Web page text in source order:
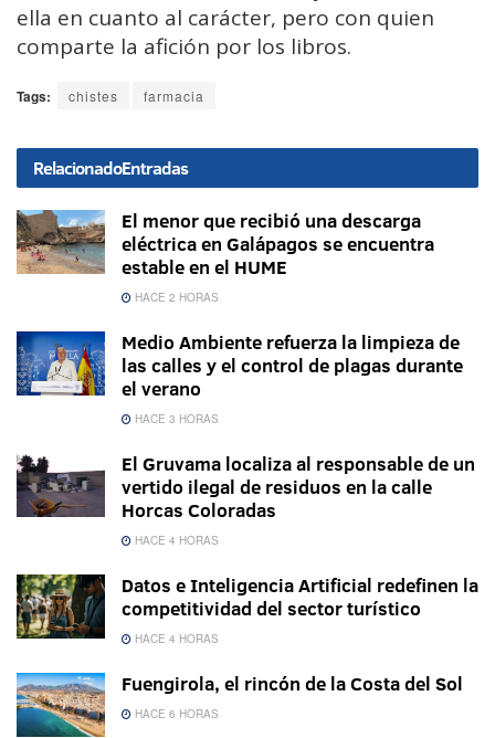
ella en cuanto al carácter, pero con quien
comparte la afición por los libros.
Tags: chistes farmacia
RelacionadoEntradas
El menor que recibió una descarga
eléctrica en Galápagos se encuentra
estable en el HUME
HACE 2 HORAS
Medio Ambiente refuerza la limpieza de
las calles y el control de plagas durante
el verano
HACE 3 HORAS
El Gruvama localiza al responsable de un
vertido ilegal de residuos en la calle
Horcas Coloradas
HACE 4 HORAS
Datos e Inteligencia Artificial redefinen la
competitividad del sector turístico
HACE 4 HORAS
Fuengirola, el rincón de la Costa del Sol
HACE 6 HORAS